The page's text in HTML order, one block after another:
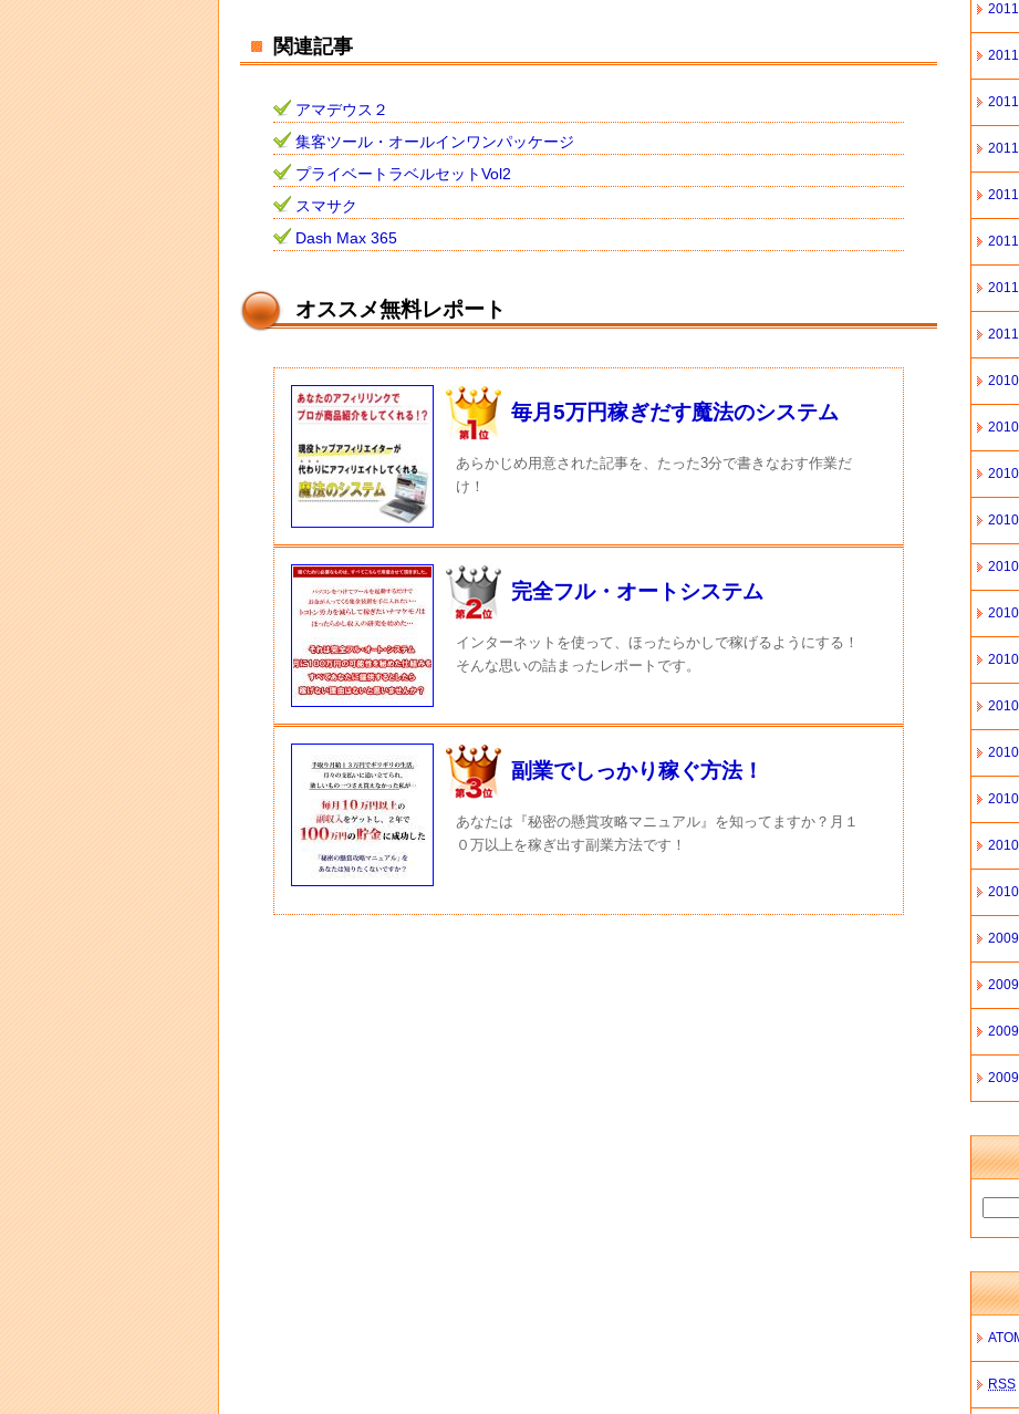
関連記事
アマデウス２
集客ツール・オールインワンパッケージ
プライベートラベルセットVol2
スマサク
Dash Max 365
オススメ無料レポート
毎月5万円稼ぎだす魔法のシステム
あらかじめ用意された記事を、たった3分で書きなおす作業だ
け！
完全フル・オートシステム
インターネットを使って、ほったらかしで稼げるようにする！
そんな思いの詰まったレポートです。
副業でしっかり稼ぐ方法！
あなたは『秘密の懸賞攻略マニュアル』を知ってますか？月１
０万以上を稼ぎ出す副業方法です！
RSS